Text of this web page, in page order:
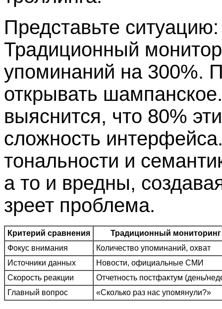
Представьте
Традиционный
упоминаний на 300%.
открывать
выяснится, что 80%
сложность
тональности и
а то и вредны,
зреет проблема.
Критерий сравнения
Традиционный мониторинг
Фокус внимания
Количество упоминаний, охват
Источники данных
Новости, официальные СМИ
Скорость реакции
Отчетность постфактум (день/
Главный вопрос
«Сколько раз нас упомянули?»